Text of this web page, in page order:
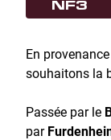
NF3
En
souhaitons la
Passée par le
par